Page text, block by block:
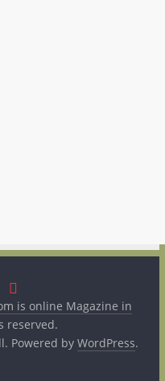
is online Magazine in
reserved.
Powered by WordPress.